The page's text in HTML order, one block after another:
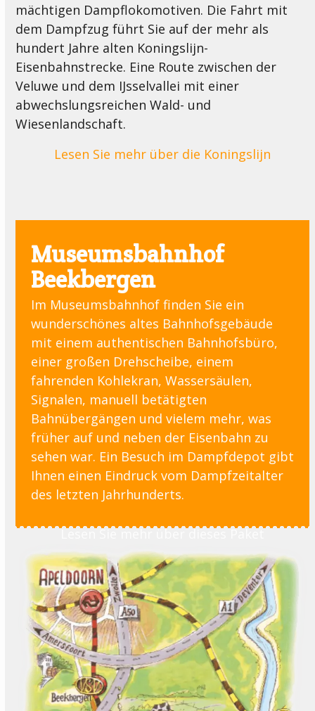
mächtigen Dampflokomotiven. Die Fahrt mit
dem Dampfzug führt Sie auf der mehr als
hundert Jahre alten Koningslijn-
Eisenbahnstrecke. Eine Route zwischen der
Veluwe und dem IJsselvallei mit einer
abwechslungsreichen Wald- und
Wiesenlandschaft.
Lesen Sie mehr über die Koningslijn
Museumsbahnhof
Beekbergen
Im Museumsbahnhof finden Sie ein
wunderschönes altes Bahnhofsgebäude
mit einem authentischen Bahnhofsbüro,
einer großen Drehscheibe, einem
fahrenden Kohlekran, Wassersäulen,
Signalen, manuell betätigten
Bahnübergängen und vielem mehr, was
früher auf und neben der Eisenbahn zu
sehen war. Ein Besuch im Dampfdepot gibt
Ihnen einen Eindruck vom Dampfzeitalter
des letzten Jahrhunderts.
Lesen Sie mehr über dieses Paket